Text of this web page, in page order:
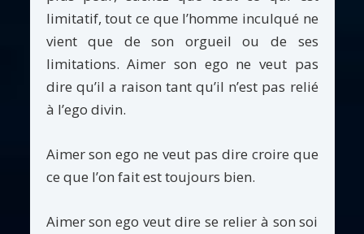
limitatif, tout ce que l’homme inculqué ne
vient que de son orgueil ou de ses
limitations. Aimer son ego ne veut pas
dire qu’il a raison tant qu’il n’est pas relié
à l’ego divin.
Aimer son ego ne veut pas dire croire que
ce que l’on fait est toujours bien.
Aimer son ego veut dire se relier à son soi